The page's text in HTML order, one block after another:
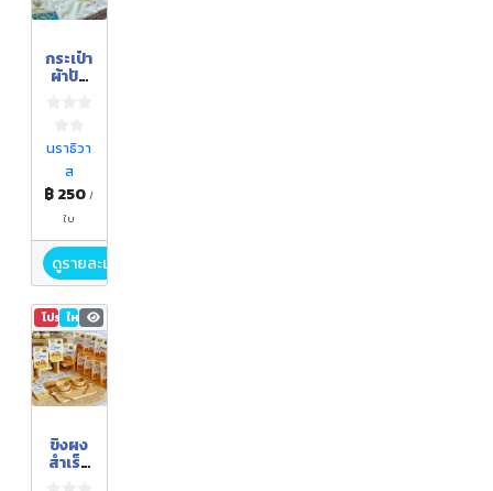
กระเป๋า
ผ้าปัก
นราธิวา
ส
฿ 250/
ใบ
ดูรายละเอียด
โปรโมชัน
ใหม่ 808
ขิงผง
สำเร็จ